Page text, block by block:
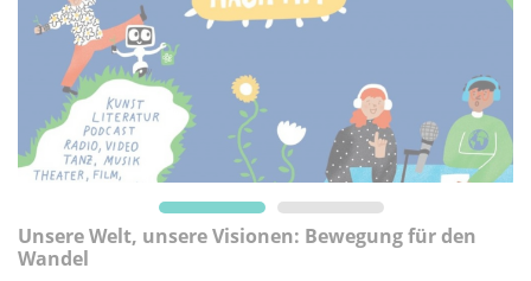
Unsere Welt, unsere Visionen: Bewegung für den
Wandel